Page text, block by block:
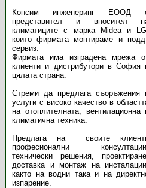
Консим инженеринг ЕООД
представител и вносител
климатиците с марка Midea и
които фирмата монтираме и
сервиз.
Фирмата има изградена мрежа
клиенти и дистрибутори в София
цялата страна.
Стреми да предлага съоръжения
услуги с високо качество в
на отоплителната, вентилационна
климатична техника.
Предлага на своите
професионални
технически решения,
доставка и монтаж на
както на водни така и на
изпарение.